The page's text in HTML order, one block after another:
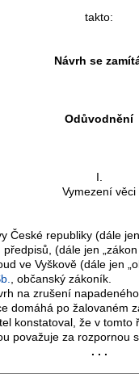
takto:
Návrh se
Odůvodnění
I.
Vymezení věci
České republiky (dále
(dále jen
ve Vyškově (dále jen
, občanský zákoník.
na zrušení
domáhá po žalovaném
konstatoval, že v
považuje za rozpornou
. . .